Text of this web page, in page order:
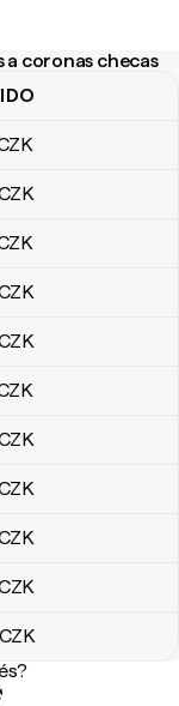
a coronas checas
coronas checas
CZK